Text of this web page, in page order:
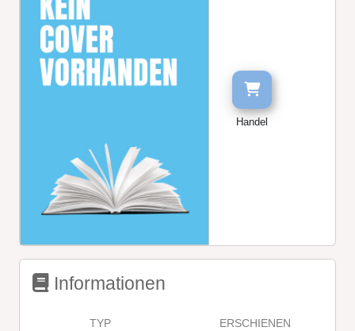
Handel
Informationen
TYP ERSCHIENEN